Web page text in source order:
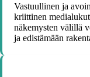
Vastuullinen ja
kriittinen
näkemysten välillä
ja edistämään